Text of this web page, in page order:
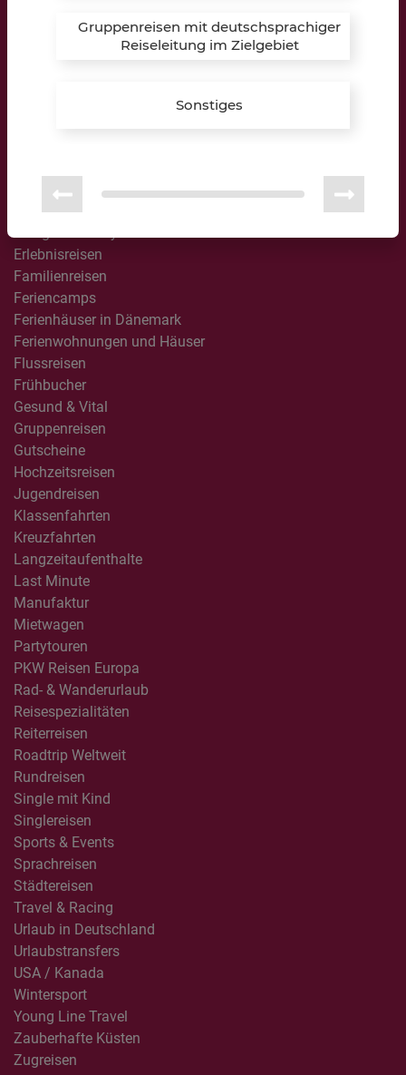
Busreisen
Camping & Glamping
Erlebnisreisen
Familienreisen
Feriencamps
Ferienhäuser in Dänemark
Ferienwohnungen und Häuser
Flussreisen
Frühbucher
Gesund & Vital
Gruppenreisen
Gutscheine
Hochzeitsreisen
Jugendreisen
Klassenfahrten
Kreuzfahrten
Langzeitaufenthalte
Last Minute
Manufaktur
Mietwagen
Partytouren
PKW Reisen Europa
Rad- & Wanderurlaub
Reisespezialitäten
Reiterreisen
Roadtrip Weltweit
Rundreisen
Single mit Kind
Singlereisen
Sports & Events
Sprachreisen
Städtereisen
Travel & Racing
Urlaub in Deutschland
Urlaubstransfers
USA / Kanada
Wintersport
Young Line Travel
Zauberhafte Küsten
Zugreisen
Gruppenreisen mit deutschsprachiger
Reiseleitung im Zielgebiet
Sonstiges